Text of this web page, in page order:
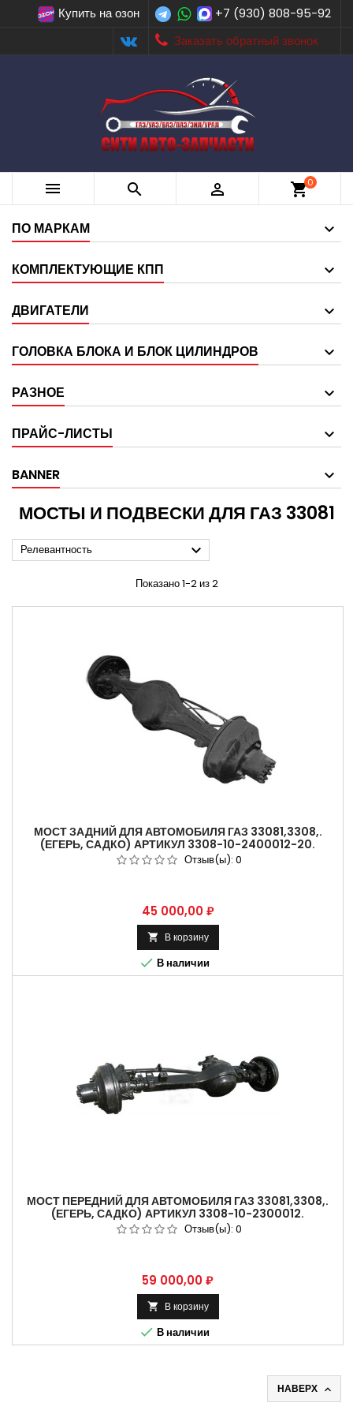
Купить на озон
+7 (930) 808-95-92
Заказать обратный звонок
   shopping_cart0
ПО МАРКАМ
КОМПЛЕКТУЮЩИЕ КПП
ДВИГАТЕЛИ
ГОЛОВКА БЛОКА И БЛОК ЦИЛИНДРОВ
РАЗНОЕ
ПРАЙС-ЛИСТЫ
BANNER
МОСТЫ И ПОДВЕСКИ ДЛЯ ГАЗ 33081
Релевантность 
Показано 1-2 из 2
МОСТ ЗАДНИЙ ДЛЯ АВТОМОБИЛЯ ГАЗ 33081,3308,.
(ЕГЕРЬ, САДКО) АРТИКУЛ 3308-10-2400012-20.
Отзыв(ы): 0
Цена
45 000,00 ₽
 В корзину
 В наличии
МОСТ ПЕРЕДНИЙ ДЛЯ АВТОМОБИЛЯ ГАЗ 33081,3308,.
(ЕГЕРЬ, САДКО) АРТИКУЛ 3308-10-2300012.
Отзыв(ы): 0
Цена
59 000,00 ₽
 В корзину
 В наличии
НАВЕРХ 